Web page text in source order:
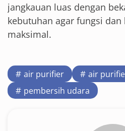
jangkauan luas dengan
kebutuhan agar fungsi dan
maksimal.
air purifier
air
pembersih udara